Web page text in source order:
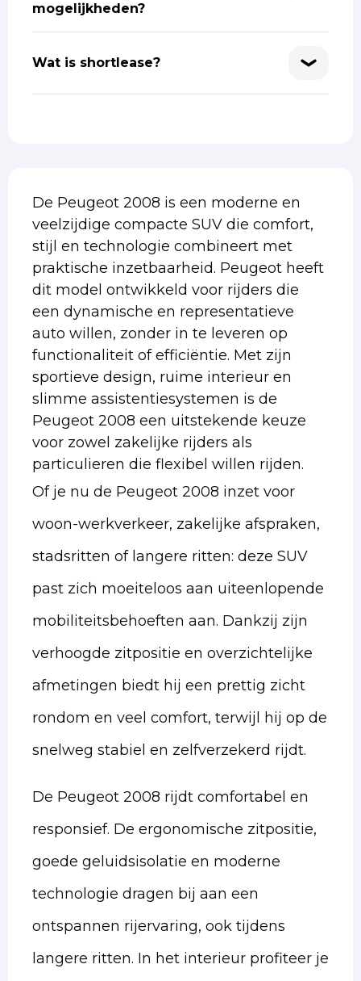
mogelijkheden?
Wat is shortlease?
De Peugeot 2008 is een moderne en
veelzijdige compacte SUV die comfort,
stijl en technologie combineert met
praktische inzetbaarheid. Peugeot heeft
dit model ontwikkeld voor rijders die
een dynamische en representatieve
auto willen, zonder in te leveren op
functionaliteit of efficiëntie. Met zijn
sportieve design, ruime interieur en
slimme assistentiesystemen is de
Peugeot 2008 een uitstekende keuze
voor zowel zakelijke rijders als
particulieren die flexibel willen rijden.
Of je nu de Peugeot 2008 inzet voor
woon-werkverkeer, zakelijke afspraken,
stadsritten of langere ritten: deze SUV
past zich moeiteloos aan uiteenlopende
mobiliteitsbehoeften aan. Dankzij zijn
verhoogde zitpositie en overzichtelijke
afmetingen biedt hij een prettig zicht
rondom en veel comfort, terwijl hij op de
snelweg stabiel en zelfverzekerd rijdt.
De Peugeot 2008 rijdt comfortabel en
responsief. De ergonomische zitpositie,
goede geluidsisolatie en moderne
technologie dragen bij aan een
ontspannen rijervaring, ook tijdens
langere ritten. In het interieur profiteer je